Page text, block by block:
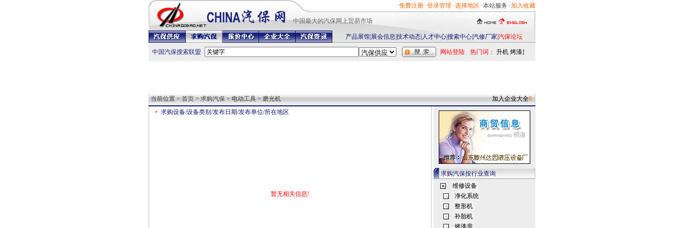
中国最
·免费注册 ·登录管理 ·选择地区 ·本站服务 ·加入收藏
大的汽保网上贸易市场
产品展馆| 展会信息 技术动态| 人才中心|搜索中心|汽修厂家 汽保论坛
中国汽保搜索联盟 网站登陆 热门词：举升机 烤漆房
当前位置 > 首页 > 求购汽保 > 电动工具 > 磨光机 加入企业大全8
求购设备/设备类别/发布日期/发布单位/所在地区
暂无相关信息!
求购汽保按行业查询